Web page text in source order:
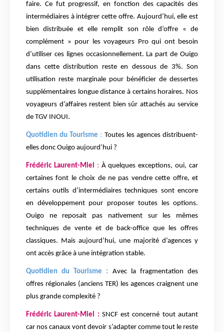
faire. Ce fut progressif, en fonction des capacités des
intermédiaires à intégrer cette offre. Aujourd’hui, elle est
bien distribuée et elle remplit son rôle d’offre « de
complément » pour les voyageurs Pro qui ont besoin
d’utiliser ces lignes occasionnellement. La part de Ouigo
dans cette distribution reste en dessous de 3%. Son
utilisation reste marginale pour bénéficier de dessertes
supplémentaires longue distance à certains horaires. Nos
voyageurs d’affaires restent bien sûr attachés au service
de TGV INOUI.
Quotidien du Tourisme : Toutes les agences distribuent-
elles donc Ouigo aujourd’hui ?
Frédéric Laurent-Miel : À quelques exceptions, oui, car
certaines font le choix de ne pas vendre cette offre, et
certains outils d’intermédiaires techniques sont encore
en développement pour proposer toutes les options.
Ouigo ne reposait pas nativement sur les mêmes
techniques de vente et de back-office que les offres
classiques. Mais aujourd’hui, une majorité d’agences y
ont accès grâce à une intégration stable.
Quotidien du Tourisme : Avec la fragmentation des
offres régionales (anciens TER) les agences craignent une
plus grande complexité ?
Frédéric Laurent-Miel : SNCF est concerné tout autant
car nos canaux vont devoir s’adapter comme tout le reste